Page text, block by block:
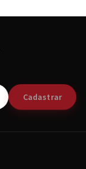
Cadastrar